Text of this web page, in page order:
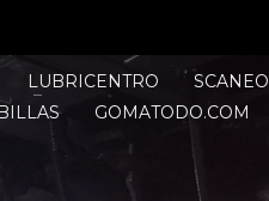
LUBRICENTRO SCANEO
GOMATODO.COM